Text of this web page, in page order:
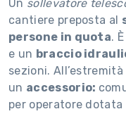
Un sollevatore
cantiere preposta al
persone in quota.
e un braccio
sezioni.
un accessorio:
per operatore